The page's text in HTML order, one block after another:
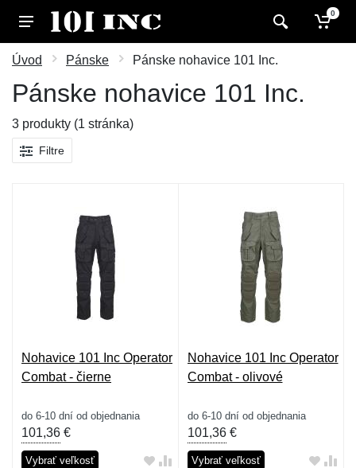
0
Úvod Pánske Pánske nohavice 101 Inc.
Pánske nohavice 101 Inc.
3 produkty (1 stránka)
Filtre
Nohavice 101 Inc Operator
Combat - čierne
do 6-10 dní od objednania
101,36 €
Vybrať veľkosť
Nohavice 101 Inc Operator
Combat - olivové
do 6-10 dní od objednania
101,36€
Vybrať veľkosť